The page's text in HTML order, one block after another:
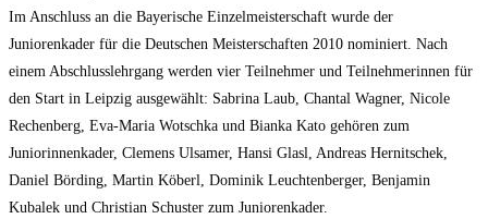
Im Anschluss an die Bayerische Einzelmeisterschaft wurde der
Juniorenkader für die Deutschen Meisterschaften 2010 nominiert. Nach
einem Abschlusslehrgang werden vier Teilnehmer und Teilnehmerinnen für
den Start in Leipzig ausgewählt: Sabrina Laub, Chantal Wagner, Nicole
Rechenberg, Eva-Maria Wotschka und Bianka Kato gehören zum
Juniorinnenkader, Clemens Ulsamer, Hansi Glasl, Andreas Hernitschek,
Daniel Börding, Martin Köberl, Dominik Leuchtenberger, Benjamin
Kubalek und Christian Schuster zum Juniorenkader.